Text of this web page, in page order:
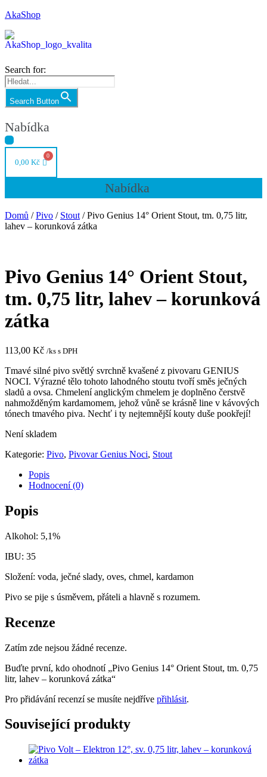
AkaShop
Search for:
Search Button
Nabídka
0,00 Kč
Nabídka
Domů /Pivo / Stout / Pivo Genius 14° Orient Stout, tm. 0,75 litr,
lahev – korunková zátka
Pivo Genius 14° Orient Stout,
tm. 0,75 litr, lahev – korunková
zátka
113,00 Kč /ks s DPH
Tmavé silné pivo světlý svrchně kvašené z pivovaru GENIUS
NOCI. Výrazné tělo tohoto lahodného stoutu tvoří směs ječných
sladů a ovsa. Chmelení anglickým chmelem je doplněno čerstvě
nahmožděným kardamomem, jehož vůně se krásně line v kávových
tónech tmavého piva. Nechť i ty nejtemnější kouty duše pookřejí!
Není skladem
Kategorie: Pivo, Pivovar Genius Noci, Stout
Popis
Hodnocení (0)
Popis
Alkohol: 5,1%
IBU: 35
Složení: voda, ječné slady, oves, chmel, kardamon
Pivo se pije s úsměvem, přáteli a hlavně s rozumem.
Recenze
Zatím zde nejsou žádné recenze.
Buďte první, kdo ohodnotí „Pivo Genius 14° Orient Stout, tm. 0,75
litr, lahev – korunková zátka“
Pro přidávání recenzí se musíte nejdříve přihlásit.
Související produkty